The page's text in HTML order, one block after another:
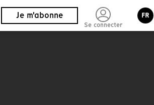
Je m'abonne
Se connecter
FR